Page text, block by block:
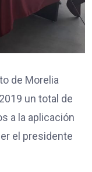
de Morelia
un total de
a la aplicación
el presidente